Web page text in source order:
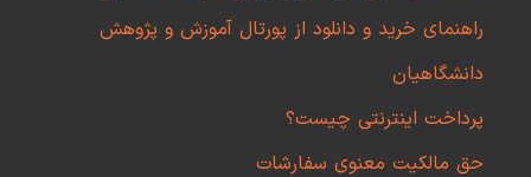
راهنمای خرید و دانلود از پورتال آموزش و پژوهش
دانشگاهیان
پرداخت اینترنتی چیست؟
حق مالکیت معنوی سفارشات